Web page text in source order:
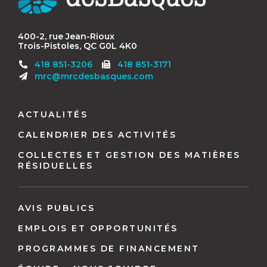
400-2, rue Jean-Rioux
Trois-Pistoles, QC G0L 4K0
418 851-3206
Télécopieur
:
418 851-3171
mrc@mrcdesbasques.com
pied
de
page
ACTUALITÉS
CALENDRIER DES ACTIVITÉS
COLLECTES ET GESTION DES MATIÈRES
RÉSIDUELLES
AVIS PUBLICS
EMPLOIS ET OPPORTUNITÉS
PROGRAMMES DE FINANCEMENT